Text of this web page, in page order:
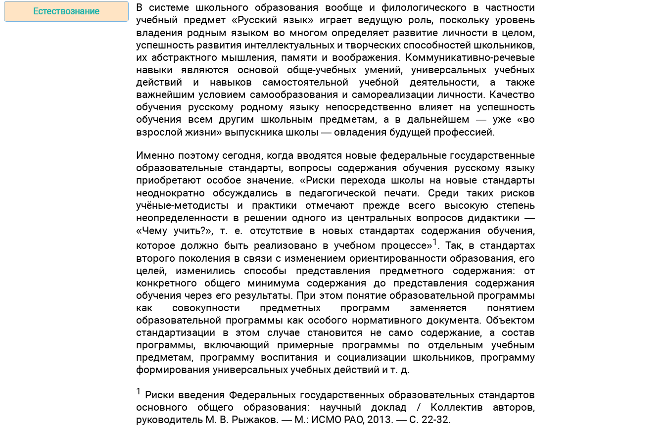
Естествознание
В системе школьного образования вообще и филологического в частности
учебный предмет «Русский язык» играет ведущую роль, поскольку уровень
владения родным языком во многом определяет развитие личности в целом,
успешность развития интеллектуальных и творческих способностей школьников,
их абстрактного мышления, памяти и воображения. Коммуникативно-речевые
навыки являются основой обще-учебных умений, универсальных учебных
действий и навыков самостоятельной учебной деятельности, а также
важнейшим условием самообразования и самореализации личности. Качество
обучения русскому родному языку непосредственно влияет на успешность
обучения всем другим школьным предметам, а в дальнейшем — уже «во
взрослой жизни» выпускника школы — овладения будущей профессией.
Именно поэтому сегодня, когда вводятся новые федеральные государственные
образовательные стандарты, вопросы содержания обучения русскому языку
приобретают особое значение. «Риски перехода школы на новые стандарты
неоднократно обсуждались в педагогической печати. Среди таких рисков
учёные-методисты и практики отмечают прежде всего высокую степень
неопределенности в решении одного из центральных вопросов дидактики —
«Чему учить?», т. е. отсутствие в новых стандартах содержания обучения,
которое должно быть реализовано в учебном процессе»1 . Так, в стандартах
второго поколения в связи с изменением ориентированности образования, его
целей, изменились способы представления предметного содержания: от
конкретного общего минимума содержания до представления содержания
обучения через его результаты. При этом понятие образовательной программы
как совокупности предметных программ заменяется понятием
образовательной программы как особого нормативного документа. Объектом
стандартизации в этом случае становится не само содержание, а состав
программы, включающий примерные программы по отдельным учебным
предметам, программу воспитания и социализации школьников, программу
формирования универсальных учебных действий и т. д.
1 Риски введения Федеральных государственных образовательных стандартов
основного общего образования: научный доклад / Коллектив авторов,
руководитель М. В. Рыжаков. — М.: ИСМО РАО, 2013. — С. 22-32.